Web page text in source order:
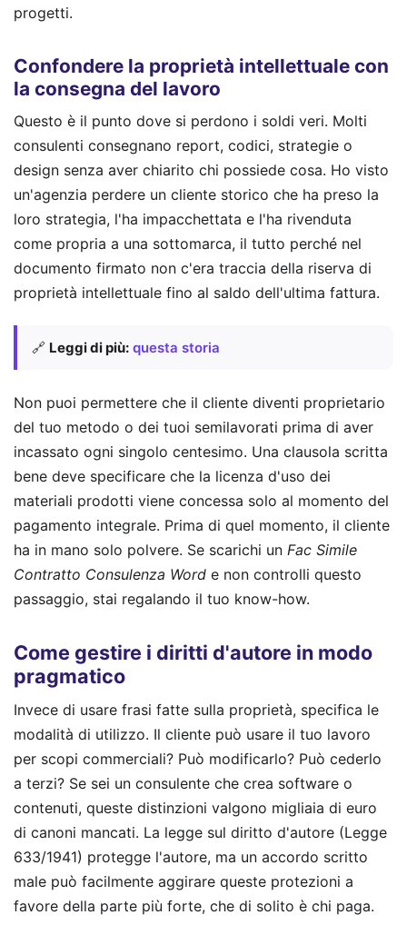
progetti.
Confondere la proprietà intellettuale con
la consegna del lavoro
Questo è il punto dove si perdono i soldi veri. Molti
consulenti consegnano report, codici, strategie o
design senza aver chiarito chi possiede cosa. Ho visto
un'agenzia perdere un cliente storico che ha preso la
loro strategia, l'ha impacchettata e l'ha rivenduta
come propria a una sottomarca, il tutto perché nel
documento firmato non c'era traccia della riserva di
proprietà intellettuale fino al saldo dell'ultima fattura.
🔗 Leggi di più: questa storia
Non puoi permettere che il cliente diventi proprietario
del tuo metodo o dei tuoi semilavorati prima di aver
incassato ogni singolo centesimo. Una clausola scritta
bene deve specificare che la licenza d'uso dei
materiali prodotti viene concessa solo al momento del
pagamento integrale. Prima di quel momento, il cliente
ha in mano solo polvere. Se scarichi un Fac Simile
Contratto Consulenza Word e non controlli questo
passaggio, stai regalando il tuo know-how.
Come gestire i diritti d'autore in modo
pragmatico
Invece di usare frasi fatte sulla proprietà, specifica le
modalità di utilizzo. Il cliente può usare il tuo lavoro
per scopi commerciali? Può modificarlo? Può cederlo
a terzi? Se sei un consulente che crea software o
contenuti, queste distinzioni valgono migliaia di euro
di canoni mancati. La legge sul diritto d'autore (Legge
633/1941) protegge l'autore, ma un accordo scritto
male può facilmente aggirare queste protezioni a
favore della parte più forte, che di solito è chi paga.